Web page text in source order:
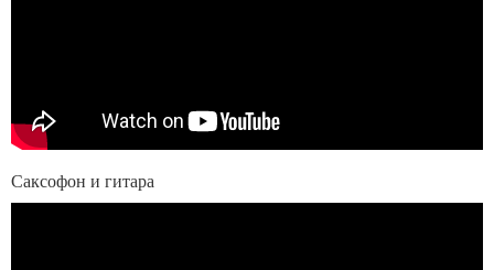
Саксофон и гитара